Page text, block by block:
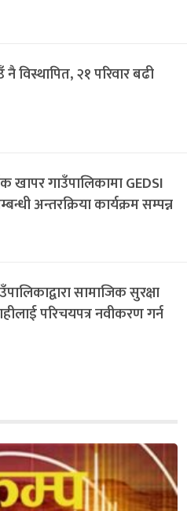
नै विस्थापित, २१ परिवार बढी
खापर गाउँपालिकामा GEDSI
अन्तरक्रिया कार्यक्रम सम्पन्न
सामाजिक सुरक्षा
परिचयपत्र नवीकरण गर्न